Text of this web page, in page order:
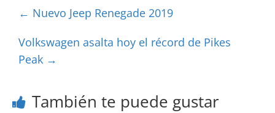
← Nuevo Jeep Renegade 2019
Volkswagen asalta hoy el récord de Pikes
Peak →
También te puede gustar